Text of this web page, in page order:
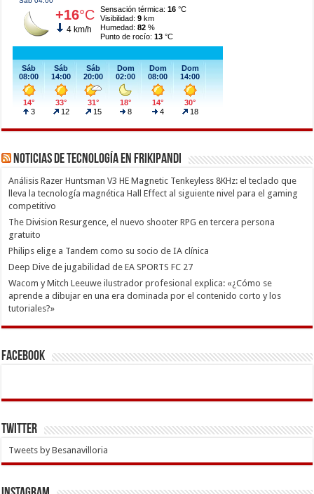
Noticias de Tecnología en Frikipandi
Análisis Razer Huntsman V3 HE Magnetic Tenkeyless 8KHz: el teclado que
lleva la tecnología magnética Hall Effect al siguiente nivel para el gaming
competitivo
The Division Resurgence, el nuevo shooter RPG en tercera persona
gratuito
Philips elige a Tandem como su socio de IA clínica
Deep Dive de jugabilidad de EA SPORTS FC 27
Wacom y Mitch Leeuwe ilustrador profesional explica: «¿Cómo se
aprende a dibujar en una era dominada por el contenido corto y los
tutoriales?»
Facebook
Twitter
Tweets by Besanavilloria